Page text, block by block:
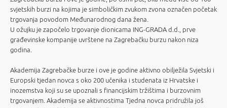
svjetskih burzi na kojima je simboličkim zvukom zvona označen početak
trgovanja povodom Međunarodnog dana žena.
U ožujku je započelo trgovanje dionicama ING-GRADA d.d., prve
građevinske kompanije uvrštene na Zagrebačku burzu nakon niza
godina.
Akademija Zagrebačke burze i ove je godine aktivno obilježila Svjetski i
Europski tjedan novca s oko 200 učenika i studenata iz Hrvatske i
inozemstva koji su se upoznali s financijskim tržištima i burzovnim
trgovanjem. Akademija se aktivnostima Tjedna novca pridružila još